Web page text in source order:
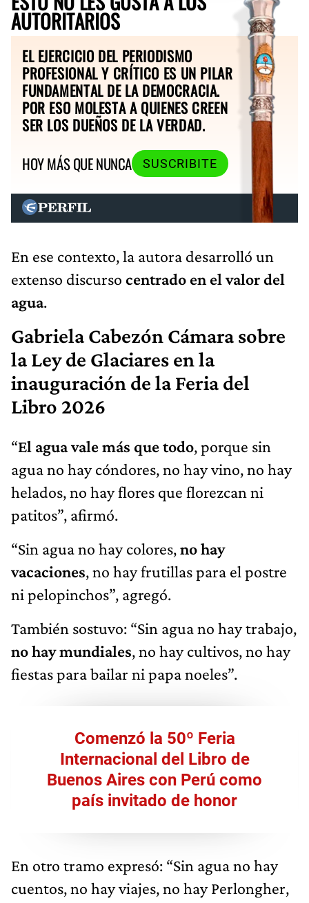
AUTORITARIOS
EL EJERCICIO DEL PERIODISMO
PROFESIONAL Y CRÍTICO ES UN PILAR
FUNDAMENTAL DE LA DEMOCRACIA.
POR ESO MOLESTA A QUIENES CREEN
SER LOS DUEÑOS DE LA VERDAD.
HOY MÁS QUE NUNCA
SUSCRIBITE
En ese contexto, la autora desarrolló un
extenso discurso centrado en el valor del
agua.
Gabriela Cabezón Cámara sobre
la Ley de Glaciares en la
inauguración de la Feria del
Libro 2026
“El agua vale más que todo, porque sin
agua no hay cóndores, no hay vino, no hay
helados, no hay flores que florezcan ni
patitos”, afirmó.
“Sin agua no hay colores,no hay
vacaciones, no hay frutillas para el postre
ni pelopinchos”, agregó.
También sostuvo: “Sin agua no hay trabajo,
no hay mundiales, no hay cultivos, no hay
fiestas para bailar ni papa noeles”.
Comenzó la 50º Feria
Internacional del Libro de
Buenos Aires con Perú como
país invitado de honor
En otro tramo expresó: “Sin agua no hay
cuentos, no hay viajes, no hay Perlongher,